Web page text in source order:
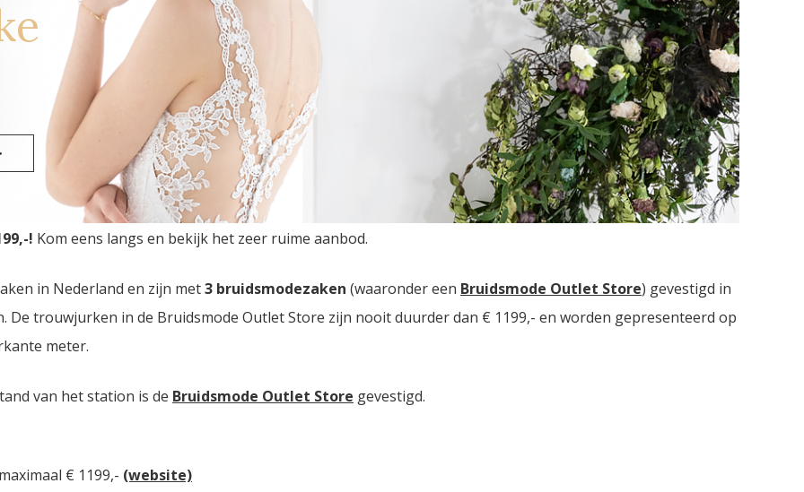
Outlet Storevan Nederland vindt u in Eindhoven. Drie bruidsmodezaken met in totaal meer dan2000
! Kom eens langs en bekijk het zeer ruime aanbod.
in Nederland en zijn met3 bruidsmodezaken (waaronder een Bruidsmode Outlet Store) gevestigd in
De trouwjurken in de Bruidsmode Outlet Store zijn nooit duurder dan € 1199,- en worden gepresenteerd op
meter.
van het station is de Bruidsmode Outlet Store gevestigd.
€ 1199,- (website)